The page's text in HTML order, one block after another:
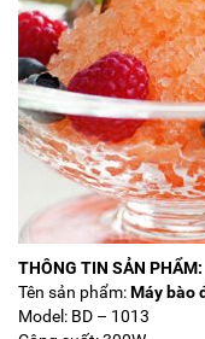
THÔNG TIN SẢN PHẨM:
Tên sản phẩm:Máy bào
Model: BD – 1013